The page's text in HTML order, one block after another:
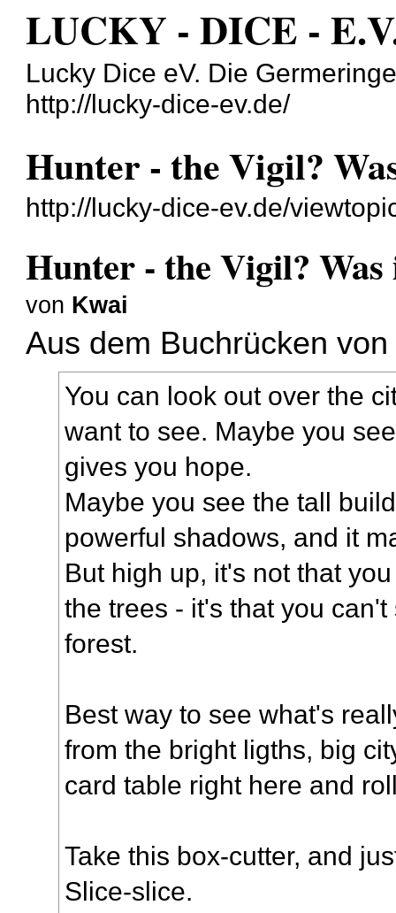
LUCKY - DICE -
Lucky Dice eV. Die
http://lucky-dice-ev.de/
Hunter - the Vigil?
http://lucky-dice-ev.de/
Hunter - the Vigil? Was
von Kwai
Aus dem Buchrücken
You can look out over the
want to see. Maybe you
gives you hope.
Maybe you see the tall
powerful shadows, and it
But high up, it's not that
the trees - it's that you
forest.
Best way to see what's
from the bright ligths, big
card table right here and
Take this box-cutter, and
Slice-slice.